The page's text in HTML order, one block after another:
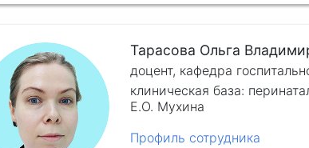
Тарасова Ольга
доцент, кафедра
клиническая база:
Е.О. Мухина
Профиль сотрудника